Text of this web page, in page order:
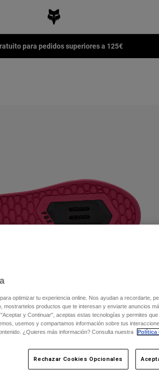
para pedidos superiores a 125€
optimizar tu experiencia online. Nos ayudan a recordarte,
mostrartelos productos que te interesan y enviarte anuncios
y Continuar", aceptas estas tecnologías y permites
usemos y compartamos información sobre tus
¿Quieres más información? Consulta nuestra
Política
Rechazar Cookies Opcionales